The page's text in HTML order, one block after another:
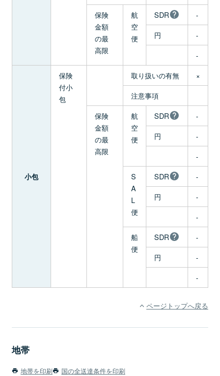
保険
金額
の最
高限
航
空
便
SDR
-
円
-
-
小包
保険
付小
包
取り扱いの有無
×
注意事項
保険
金額
の最
高限
航
空
便
SDR
-
円
-
-
S
A
L
便
SDR
-
円
-
-
船
便
SDR
-
円
-
-
ページトップへ戻る
地帯
地帯を印刷 国の全送達条件を印刷